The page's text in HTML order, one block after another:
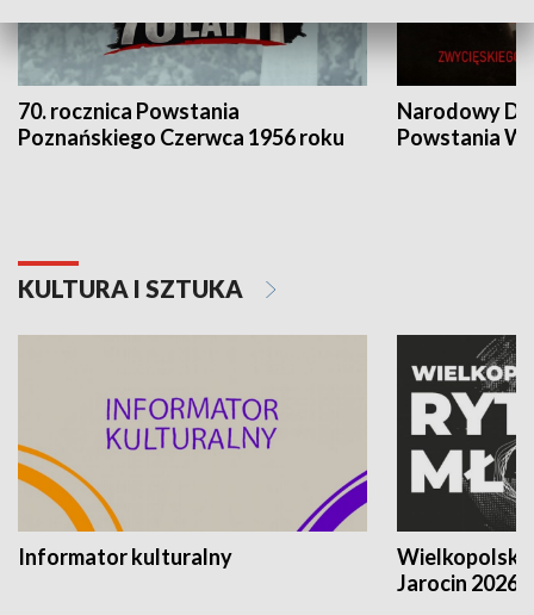
70. rocznica Powstania
Poznańskiego Czerwca 1956 roku
Narodowy
Powstania
KULTURA I SZTUKA
Informator kulturalny
Jarocin 2026